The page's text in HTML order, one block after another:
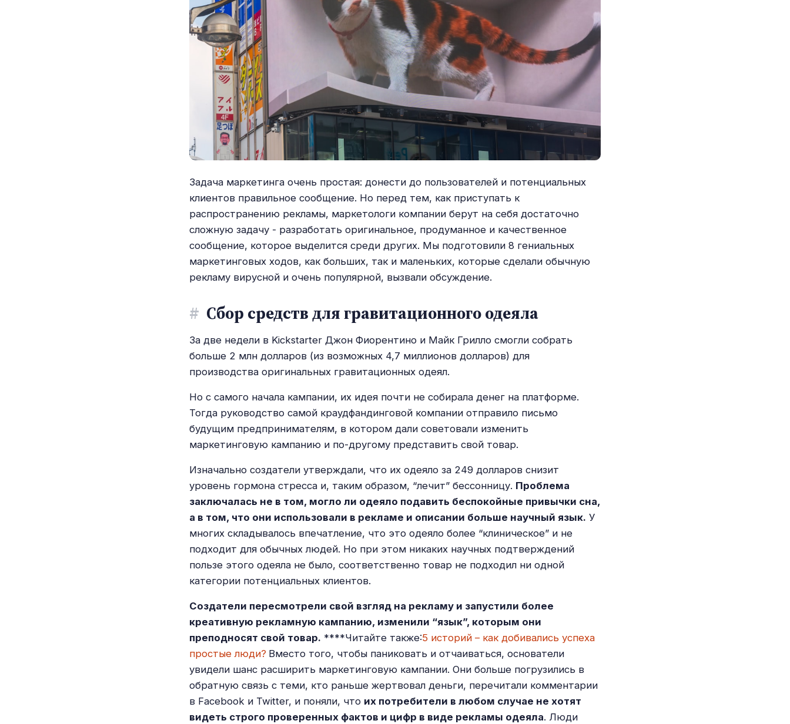
Задача маркетинга очень простая: донести до пользователей и потенциальных
клиентов правильное сообщение. Но перед тем, как приступать к
распространению рекламы, маркетологи компании берут на себя достаточно
сложную задачу - разработать оригинальное, продуманное и качественное
сообщение, которое выделится среди других. Мы подготовили 8 гениальных
маркетинговых ходов, как больших, так и маленьких, которые сделали обычную
рекламу вирусной и очень популярной, вызвали обсуждение.
# Сбор средств для гравитационного одеяла
За две недели в Kickstarter Джон Фиорентино и Майк Грилло смогли собрать
больше 2 млн долларов (из возможных 4,7 миллионов долларов) для
производства оригинальных гравитационных одеял.
Но с самого начала кампании, их идея почти не собирала денег на платформе.
Тогда руководство самой краудфандинговой компании отправило письмо
будущим предпринимателям, в котором дали советовали изменить
маркетинговую кампанию и по-другому представить свой товар.
Изначально создатели утверждали, что их одеяло за 249 долларов снизит
уровень гормона стресса и, таким образом, “лечит” бессонницу. Проблема
заключалась не в том, могло ли одеяло подавить беспокойные привычки сна,
а в том, что они использовали в рекламе и описании больше научный язык. У
многих складывалось впечатление, что это одеяло более “клиническое” и не
подходит для обычных людей. Но при этом никаких научных подтверждений
пользе этого одеяла не было, соответственно товар не подходил ни одной
категории потенциальных клиентов.
Создатели пересмотрели свой взгляд на рекламу и запустили более
креативную рекламную кампанию, изменили “язык”, которым они
преподносят свой товар. ****Читайте также:5 историй – как добивались успеха
простые люди? Вместо того, чтобы паниковать и отчаиваться, основатели
увидели шанс расширить маркетинговую кампании. Они больше погрузились в
обратную связь с теми, кто раньше жертвовал деньги, перечитали комментарии
в Facebook и Twitter, и поняли, что их потребители в любом случае не хотят
видеть строго проверенных фактов и цифр в виде рекламы одеяла. Люди